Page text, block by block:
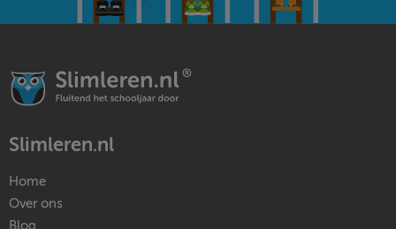
Slimleren.nl
Home
Over ons
Blog